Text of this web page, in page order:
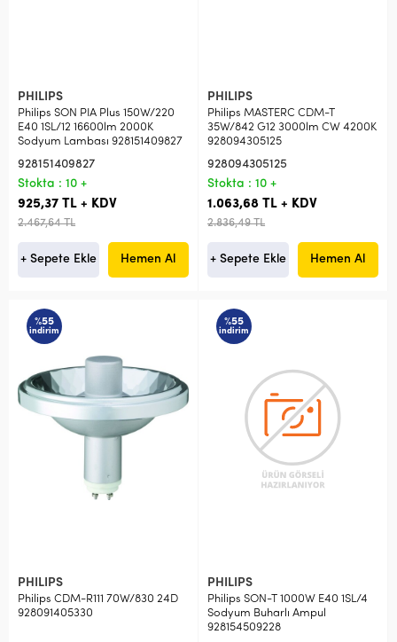
PHILIPS
Philips SON PIA Plus 150W/220
E40 1SL/12 16600lm 2000K
Sodyum Lambası 928151409827
928151409827
Stokta : 10 +
925,37 TL + KDV
2.467,64 TL
+ Sepete Ekle Hemen Al
PHILIPS
Philips MASTERC CDM-T
35W/842 G12 3000lm CW 4200K
928094305125
928094305125
Stokta : 10 +
1.063,68 TL + KDV
2.836,49 TL
+ Sepete Ekle Hemen Al
%55
indirim
PHILIPS
Philips CDM-R111 70W/830 24D
928091405330
%55
indirim
PHILIPS
Philips SON-T 1000W E40 1SL/4
Sodyum Buharlı Ampul
928154509228